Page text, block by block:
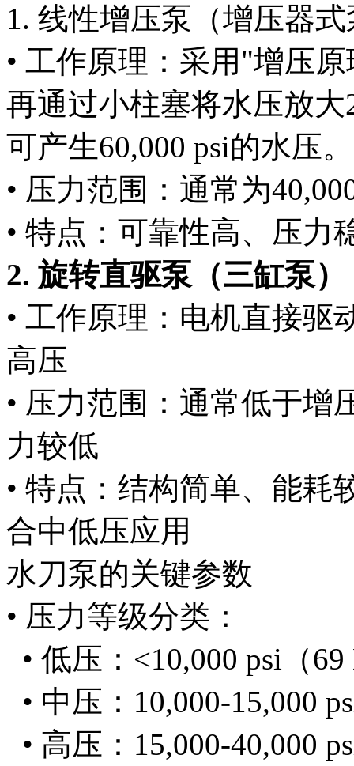
1. 线性增压泵（增压器
• 工作原理：采用"增压
再通过小柱塞将水压放
可产生60,000 psi的水压。
• 压力范围：通常为
• 特点：可靠性高、压力
2. 旋转直驱泵（三缸泵）
• 工作原理：电机直接驱
高压
• 压力范围：通常低于增
力较低
• 特点：结构简单、能耗
合中低压应用
水刀泵的关键参数
• 压力等级分类：
• 低压：<10,000 psi（69
• 中压：10,000-15,000
• 高压：15,000-40,000